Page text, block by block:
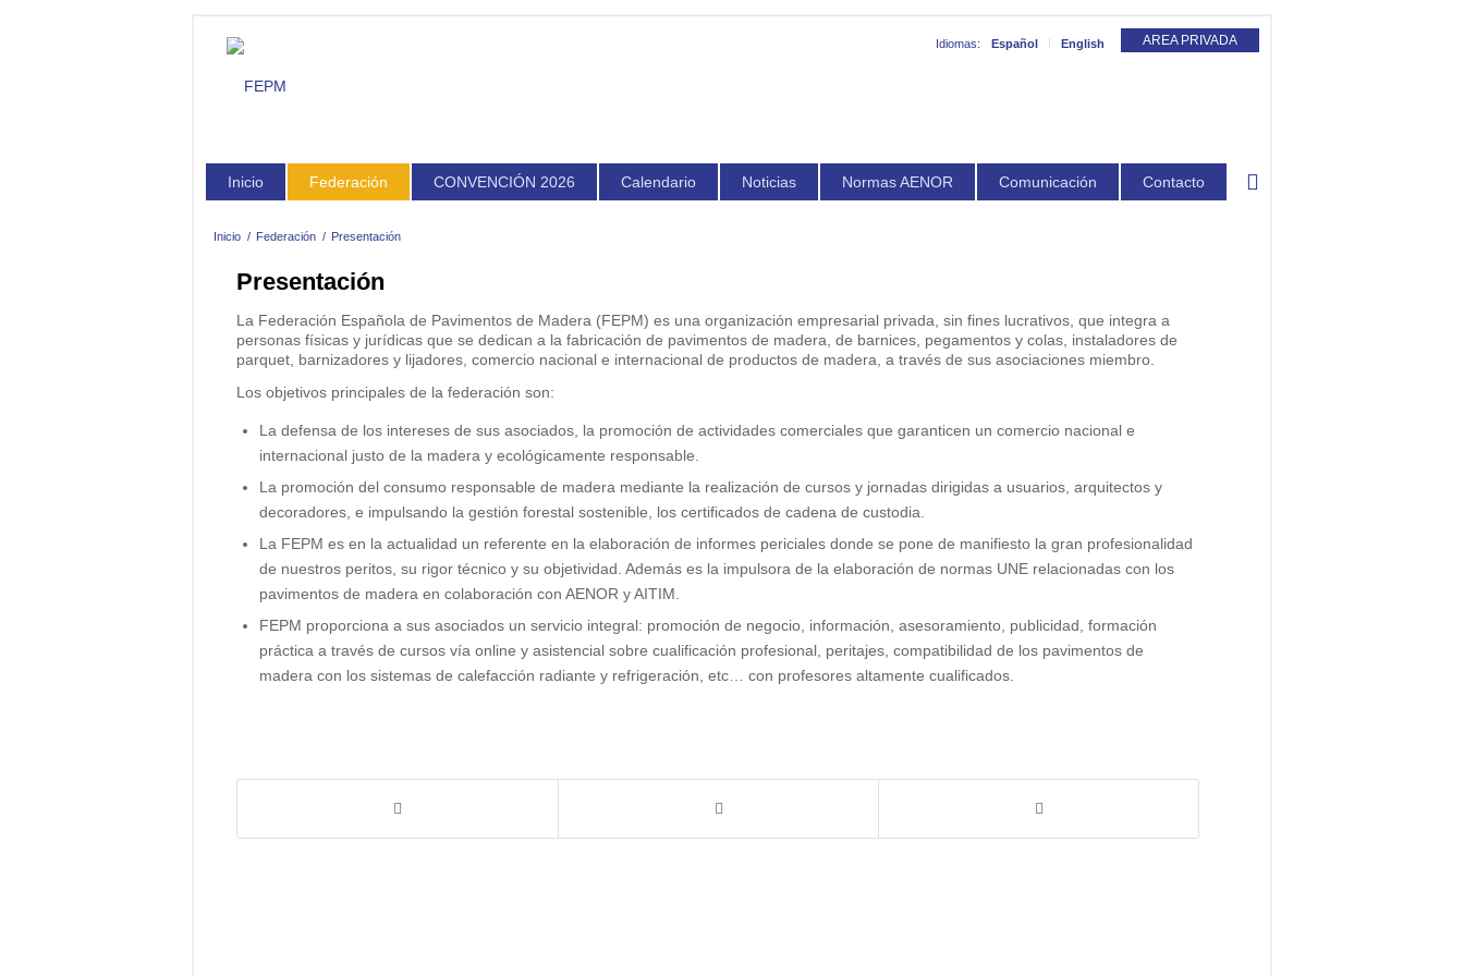
AREA PRIVADA
Idiomas: Español English
Inicio Federación CONVENCIÓN 2026 Calendario Noticias Normas AENOR Comunicación Contacto
Inicio / Federación / Presentación
Presentación
La Federación Española de Pavimentos de Madera (FEPM) es una organización empresarial privada, sin fines lucrativos, que integra a
personas físicas y jurídicas que se dedican a la fabricación de pavimentos de madera, de barnices, pegamentos y colas, instaladores de
parquet, barnizadores y lijadores, comercio nacional e internacional de productos de madera, a través de sus asociaciones miembro.
Los objetivos principales de la federación son:
La defensa de los intereses de sus asociados, la promoción de actividades comerciales que garanticen un comercio nacional e
internacional justo de la madera y ecológicamente responsable.
La promoción del consumo responsable de madera mediante la realización de cursos y jornadas dirigidas a usuarios, arquitectos y
decoradores, e impulsando la gestión forestal sostenible, los certificados de cadena de custodia.
La FEPM es en la actualidad un referente en la elaboración de informes periciales donde se pone de manifiesto la gran profesionalidad
de nuestros peritos, su rigor técnico y su objetividad. Además es la impulsora de la elaboración de normas UNE relacionadas con los
pavimentos de madera en colaboración con AENOR y AITIM.
FEPM proporciona a sus asociados un servicio integral: promoción de negocio, información, asesoramiento, publicidad, formación
práctica a través de cursos vía online y asistencial sobre cualificación profesional, peritajes, compatibilidad de los pavimentos de
madera con los sistemas de calefacción radiante y refrigeración, etc… con profesores altamente cualificados.
Federación
Historia
Marco
normativo
Organización
Participar